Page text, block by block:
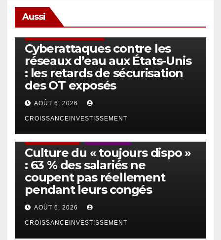
Aussi
Cyberattaques contre les
réseaux d’eau aux États-Unis
: les retards de sécurisation
des OT exposés
AOÛT 6, 2026
CROISSANCEINVESTISSEMENT
Culture du « toujours dispo »
: 63 % des salariés ne
coupent pas réellement
pendant leurs congés
AOÛT 6, 2026
CROISSANCEINVESTISSEMENT